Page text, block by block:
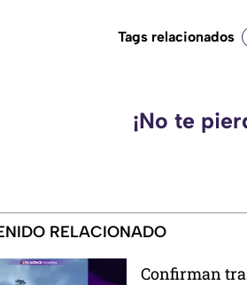
Tags relacionados
¡No te
RELACIONADO
Confirman